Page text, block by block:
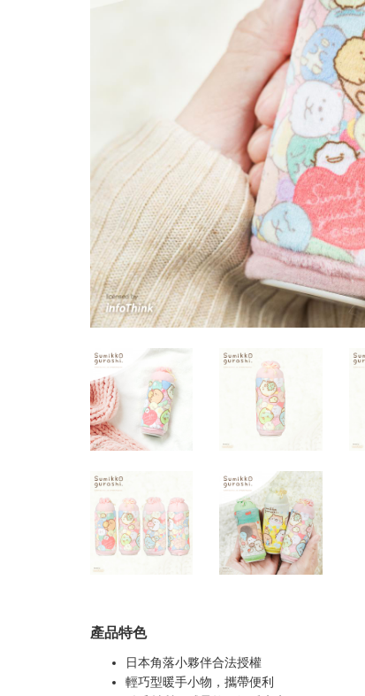
產品特色
日本角落小夥伴合法授權
輕巧型暖手小物，攜帶便利